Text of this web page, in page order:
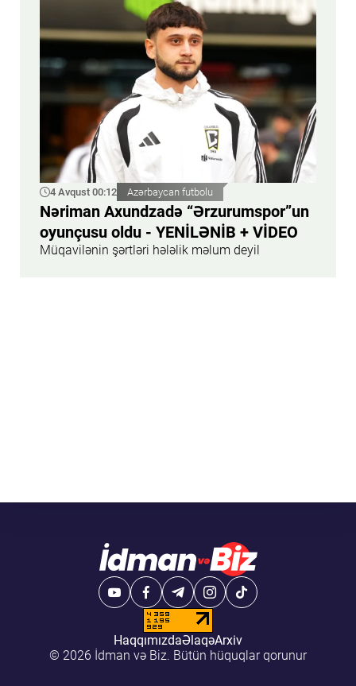
4 Avqust 00:12 Azərbaycan futbolu
Nəriman Axundzadə “Ərzurumspor”un
oyunçusu oldu - YENİLƏNİB + VİDEO
Müqavilənin şərtləri hələlik məlum deyil
HaqqımızdaƏlaqəArxiv
© 2026 İdman və Biz. Bütün hüquqlar qorunur